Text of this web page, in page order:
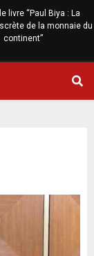
livre “Paul Biya : La
de la monnaie du
continent”